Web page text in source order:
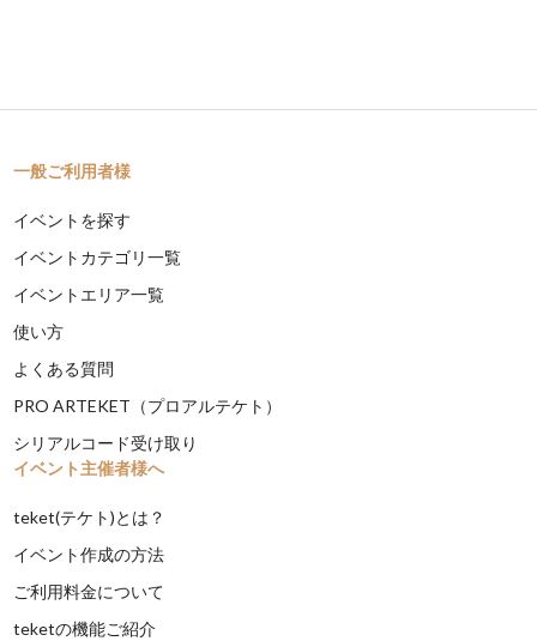
一般ご利用者様
イベントを探す
イベントカテゴリ一覧
イベントエリア一覧
使い方
よくある質問
PRO ARTEKET（プロアルテケト）
シリアルコード受け取り
イベント主催者様へ
teket(テケト)とは？
イベント作成の方法
ご利用料金について
teketの機能ご紹介